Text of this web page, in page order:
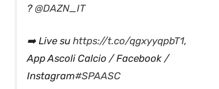
? @DAZN_IT
➡️ Live su https://t.co/qgxyyqpbT1,
App Ascoli Calcio / Facebook /
Instagram#SPAASC